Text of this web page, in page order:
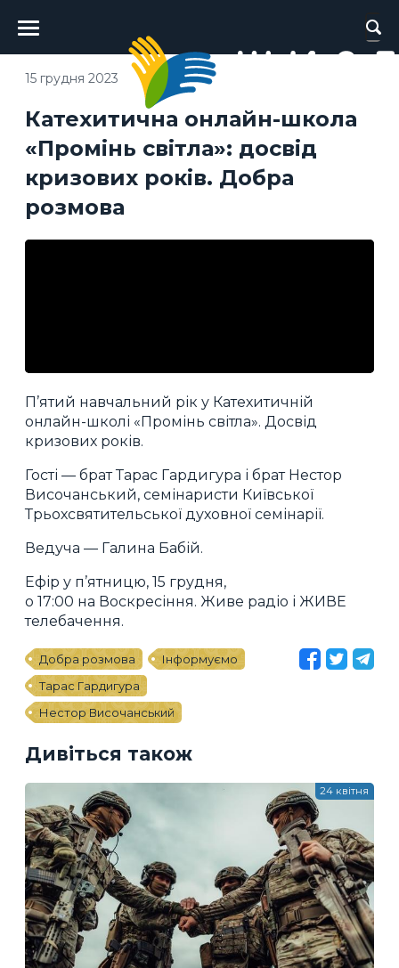
Головне
меню
Катехитична онлайн-школа
«Промінь світла»: досвід
кризових років. Добра
розмова
15 грудня 2023
П’ятий навчальний рік у Катехитичній
онлайн-школі «Промінь світла». Досвід
кризових років.
Гості — брат Тарас Гардигура і брат Нестор
Височанський, семінаристи Київської
Трьохсвятительської духовної семінарії.
Ведуча — Галина Бабій.
Ефір у п’ятницю, 15 грудня,
о 17:00 на Воскресіння. Живе радіо і ЖИВЕ
телебачення.
Добра розмова
Інформуємо
Тарас Гардигура
Нестор Височанський
Дивіться також
24 квітня